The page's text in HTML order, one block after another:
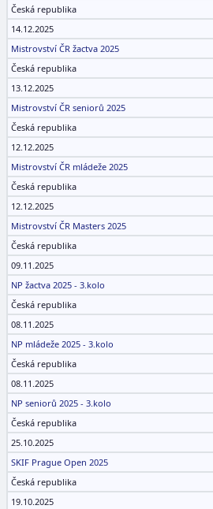
Česká republika
14.12.2025
Mistrovství ČR žactva 2025
Česká republika
13.12.2025
Mistrovství ČR seniorů 2025
Česká republika
12.12.2025
Mistrovství ČR mládeže 2025
Česká republika
12.12.2025
Mistrovství ČR Masters 2025
Česká republika
09.11.2025
NP žactva 2025 - 3.kolo
Česká republika
08.11.2025
NP mládeže 2025 - 3.kolo
Česká republika
08.11.2025
NP seniorů 2025 - 3.kolo
Česká republika
25.10.2025
SKIF Prague Open 2025
Česká republika
19.10.2025